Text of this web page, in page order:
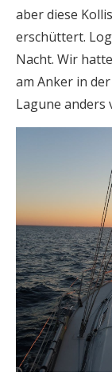
aber diese
erschüttert.
Nacht. Wir
am Anker in
Lagune anders